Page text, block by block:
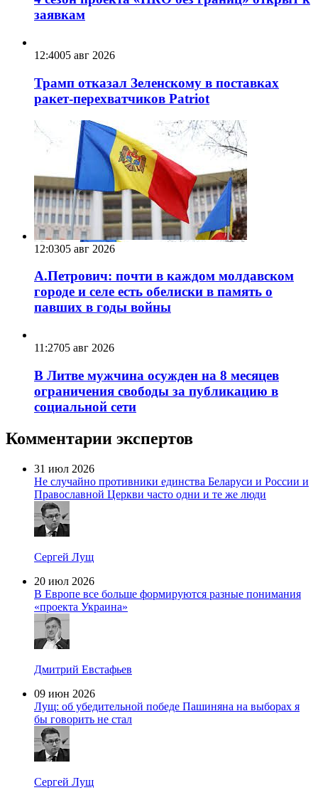
заявкам
12:4005 авг 2026
Трамп отказал Зеленскому в поставках
ракет-перехватчиков Patriot
12:0305 авг 2026
А.Петрович: почти в каждом молдавском
городе и селе есть обелиски в память о
павших в годы войны
11:2705 авг 2026
В Литве мужчина осужден на 8 месяцев
ограничения свободы за публикацию в
социальной сети
Комментарии экспертов
31 июл 2026
Не случайно противники единства Беларуси и России и
Православной Церкви часто одни и те же люди
Сергей Лущ
20 июл 2026
В Европе все больше формируются разные понимания
«проекта Украина»
Дмитрий Евстафьев
09 июн 2026
Лущ: об убедительной победе Пашиняна на выборах я
бы говорить не стал
Сергей Лущ